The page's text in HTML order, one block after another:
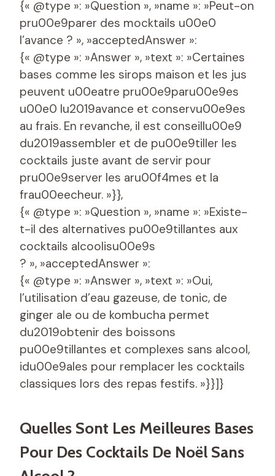
{« @type »: »Question », »name »: »Peut-on
pru00e9parer des mocktails u00e0
l’avance ? », »acceptedAnswer »:
{« @type »: »Answer », »text »: »Certaines
bases comme les sirops maison et les jus
peuvent u00eatre pru00e9paru00e9es
u00e0 lu2019avance et conservu00e9es
au frais. En revanche, il est conseillu00e9
du2019assembler et de pu00e9tiller les
cocktails juste avant de servir pour
pru00e9server les aru00f4mes et la
frau00eecheur. »}},
{« @type »: »Question », »name »: »Existe-
t-il des alternatives pu00e9tillantes aux
cocktails alcoolisu00e9s
? », »acceptedAnswer »:
{« @type »: »Answer », »text »: »Oui,
l’utilisation d’eau gazeuse, de tonic, de
ginger ale ou de kombucha permet
du2019obtenir des boissons
pu00e9tillantes et complexes sans alcool,
idu00e9ales pour remplacer les cocktails
classiques lors des repas festifs. »}}]}
Quelles Sont Les Meilleures Bases
Pour Des Cocktails De Noël Sans